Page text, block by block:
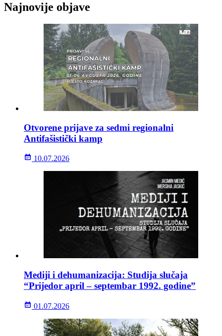
Najnovije objave
Otvorene prijave za sedmi regionalni
Antifašistički kamp
10.07.2026
Mediji i dehumanizacija: Studija slučaja
“Prijedor april – septembar 1992. godine”
01.07.2026